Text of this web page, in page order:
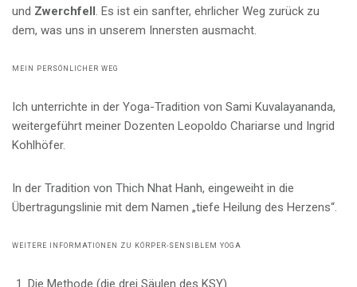
und Zwerchfell . Es ist ein sanfter, ehrlicher Weg zurück zu
dem, was uns in unserem Innersten ausmacht.
MEIN PERSÖNLICHER WEG
Ich unterrichte in der Yoga-Tradition von Sami Kuvalayananda,
weitergeführt meiner Dozenten Leopoldo Chariarse und Ingrid
Kohlhöfer.
In der Tradition von Thich Nhat Hanh, eingeweiht in die
Übertragungslinie mit dem Namen „tiefe Heilung des Herzens“.
WEITERE INFORMATIONEN ZU KÖRPER-SENSIBLEM YOGA
Die Methode (die drei Säulen des KSY)